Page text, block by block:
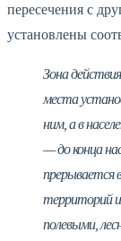
пересечения с
установлены
Зона
места
ним, а в
— до конца
прерывается
территорий и
полевыми,